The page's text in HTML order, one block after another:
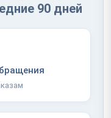
90 дней